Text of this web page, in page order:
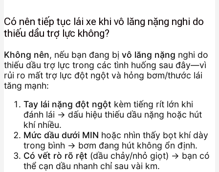
Có nên tiếp tục lái xe khi vô lăng nặng nghi do
thiếu dầu trợ lực không?
Không nên, nếu bạn đang bị vô lăng nặng nghi do
thiếu dầu trợ lực trong các tình huống sau đây—vì
rủi ro mất trợ lực đột ngột và hỏng bơm/thước lái
tăng mạnh:
Tay lái nặng đột ngột kèm tiếng rít lớn khi
đánh lái → dấu hiệu thiếu dầu nặng hoặc hút
khí nhiều.
Mức dầu dưới MIN hoặc nhìn thấy bọt khí dày
trong bình → bơm đang hút không ổn định.
Có vết rò rõ rệt (dầu chảy/nhỏ giọt) → bạn có
thể cạn dầu nhanh chỉ sau vài km.